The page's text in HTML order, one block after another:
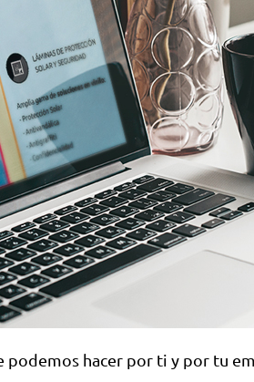
hacer por ti y por tu